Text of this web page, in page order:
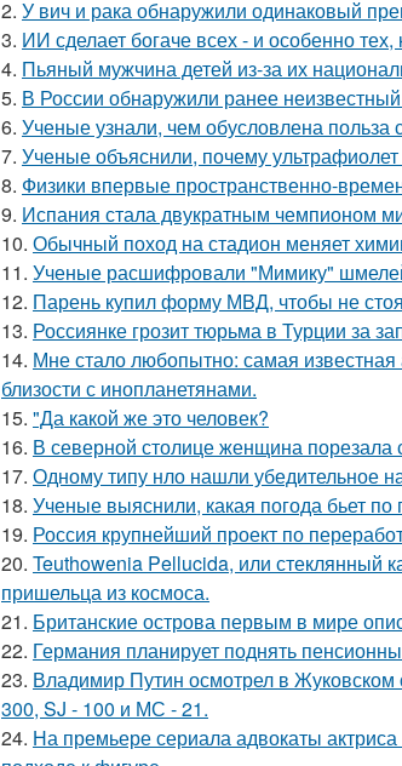
2. У вич и рака обнаружили одинаковый
3. ИИ сделает богаче всех - и особенно
4. Пьяный мужчина детей из-за их
5. В России обнаружили ранее
6. Ученые узнали, чем обусловлена польза
7. Ученые объяснили, почему
8. Физики впервые пространственно-
9. Испания стала двукратным чемпионом
10. Обычный поход на стадион меняет
11. Ученые расшифровали "Мимику"
12. Парень купил форму МВД, чтобы не
13. Россиянке грозит тюрьма в Турции за
14. Мне стало любопытно: самая известная
близости с инопланетянами.
15. "Да какой же это человек?
16. В северной столице женщина
17. Одному типу нло нашли убедительное
18. Ученые выяснили, какая погода бьет по
19. Россия крупнейший проект по
20. Teuthowenia Pellucida, или стеклянный
пришельца из космоса.
21. Британские острова первым в мире
22. Германия планирует поднять
23. Владимир Путин осмотрел в Жуковском
300, SJ - 100 и МС - 21.
24. На премьере сериала адвокаты